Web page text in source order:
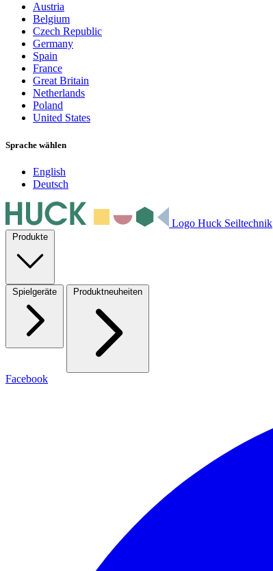
Austria
Belgium
Czech Republic
Germany
Spain
France
Great Britain
Netherlands
Poland
United States
Sprache wählen
English
Deutsch
Logo Huck Seiltechnik
Produkte
Spielgeräte Produktneuheiten
Facebook